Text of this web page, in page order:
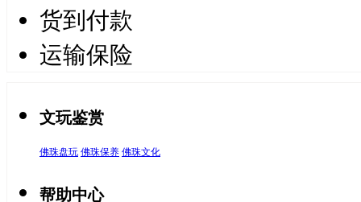
货到付款
运输保险
文玩鉴赏
佛珠盘玩 佛珠保养 佛珠文化
帮助中心